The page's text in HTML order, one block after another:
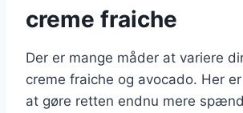
creme fraiche
Der er mange måder at variere
creme fraiche og avocado. Her
at gøre retten endnu mere